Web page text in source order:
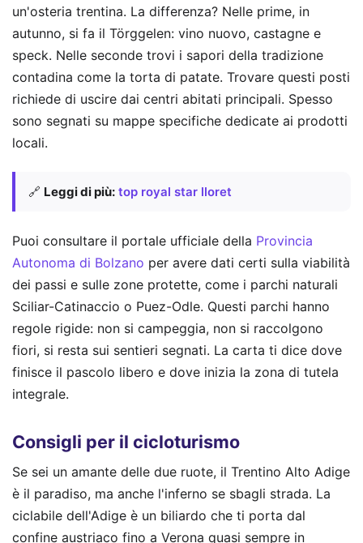
un'osteria trentina. La differenza? Nelle prime, in
autunno, si fa il Törggelen: vino nuovo, castagne e
speck. Nelle seconde trovi i sapori della tradizione
contadina come la torta di patate. Trovare questi posti
richiede di uscire dai centri abitati principali. Spesso
sono segnati su mappe specifiche dedicate ai prodotti
locali.
🔗 Leggi di più: top royal star lloret
Puoi consultare il portale ufficiale della Provincia
Autonoma di Bolzano per avere dati certi sulla viabilità
dei passi e sulle zone protette, come i parchi naturali
Sciliar-Catinaccio o Puez-Odle. Questi parchi hanno
regole rigide: non si campeggia, non si raccolgono
fiori, si resta sui sentieri segnati. La carta ti dice dove
finisce il pascolo libero e dove inizia la zona di tutela
integrale.
Consigli per il cicloturismo
Se sei un amante delle due ruote, il Trentino Alto Adige
è il paradiso, ma anche l'inferno se sbagli strada. La
ciclabile dell'Adige è un biliardo che ti porta dal
confine austriaco fino a Verona quasi sempre in